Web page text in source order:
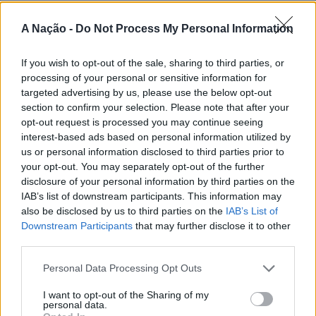
A Nação - Do Not Process My Personal Information
If you wish to opt-out of the sale, sharing to third parties, or
processing of your personal or sensitive information for
targeted advertising by us, please use the below opt-out
section to confirm your selection. Please note that after your
opt-out request is processed you may continue seeing
interest-based ads based on personal information utilized by
us or personal information disclosed to third parties prior to
your opt-out. You may separately opt-out of the further
disclosure of your personal information by third parties on the
IAB’s list of downstream participants. This information may
also be disclosed by us to third parties on the IAB’s List of
Downstream Participants that may further disclose it to other
Personal Data Processing Opt Outs
I want to opt-out of the Sharing of my
personal data.
etapas do Nortada Ocean Rides, circuito que em 2026
passa também por Sines, Peniche, Viana do Castelo, Vila
A iniciativa pretende aproximar a prática dos desportos
de vento das comunidades costeiras, promovendo o
território através do mar e das suas condições naturais.
Nas palavras de Pedro Mota, De todas as etapas do
Nortada Ocean Rides, este evento é o que mais precisa
da “nortada” como apoio, porque sem vento não há
kitesurf.
A presença da Nortada vai mais uma vez, alem da
competição. O que queremos é fazer parte deste
esteja presente de uma forma natural e quase obvia,
valorizando o património natural e a relação de
Esposende com o vento e o mar, refere o CEO da
ATUALIDADE
Cinco projetos de Cascais finalistas
em iniciativa europeia
Publicado 1 dia atrás on 05/08/2026
Vencedores serão anunciados no “Innovation in Politics
Congressos do Estoril.